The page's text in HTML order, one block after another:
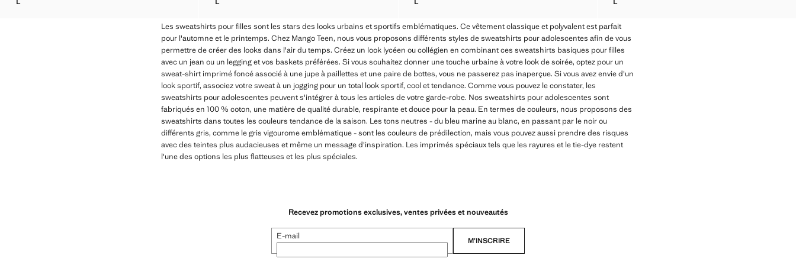
SWEAT-SHIRT CROP COTON SWEAT-SHIRT CROP COTON SWEAT-SHIRT COTON TEXTE SWEAT AVEC OURLET SANS COUTURE
Les sweatshirts pour filles sont les stars des looks urbains et sportifs emblématiques. Ce vêtement classique et polyvalent est parfait
pour l'automne et le printemps. Chez Mango Teen, nous vous proposons différents styles de sweatshirts pour adolescentes afin de vous
permettre de créer des looks dans l'air du temps. Créez un look lycéen ou collégien en combinant ces sweatshirts basiques pour filles
avec un jean ou un legging et vos baskets préférées. Si vous souhaitez donner une touche urbaine à votre look de soirée, optez pour un
sweat-shirt imprimé foncé associé à une jupe à paillettes et une paire de bottes, vous ne passerez pas inaperçue. Si vous avez envie d'un
look sportif, associez votre sweat à un jogging pour un total look sportif, cool et tendance. Comme vous pouvez le constater, les
sweatshirts pour adolescentes peuvent s'intégrer à tous les articles de votre garde-robe. Nos sweatshirts pour adolescentes sont
fabriqués en 100 % coton, une matière de qualité durable, respirante et douce pour la peau. En termes de couleurs, nous proposons des
sweatshirts dans toutes les couleurs tendance de la saison. Les tons neutres - du bleu marine au blanc, en passant par le noir ou
différents gris, comme le gris vigourome emblématique - sont les couleurs de prédilection, mais vous pouvez aussi prendre des risques
avec des teintes plus audacieuses et même un message d'inspiration. Les imprimés spéciaux tels que les rayures et le tie-dye restent
l'une des options les plus flatteuses et les plus spéciales.
Recevez promotions exclusives, ventes privées et nouveautés
E-mail M’INSCRIRE